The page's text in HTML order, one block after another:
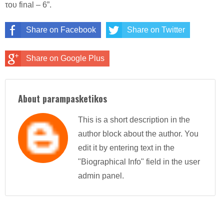
του final – 6”.
Share on Facebook Share on Twitter
Share on Google Plus
About parampasketikos
This is a short description in the
author block about the author. You
edit it by entering text in the
"Biographical Info" field in the user
admin panel.